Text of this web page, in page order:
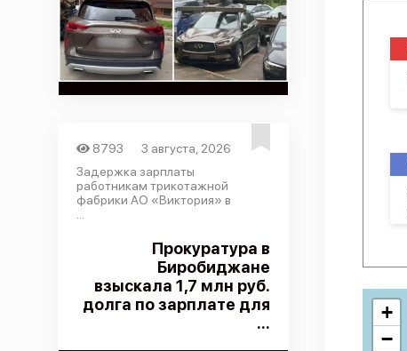
8793
3 августа, 2026
Задержка зарплаты
работникам трикотажной
фабрики АО «Виктория» в
Прокуратура в
Биробиджане
взыскала 1,7 млн руб.
долга по зарплате для
...
+
−